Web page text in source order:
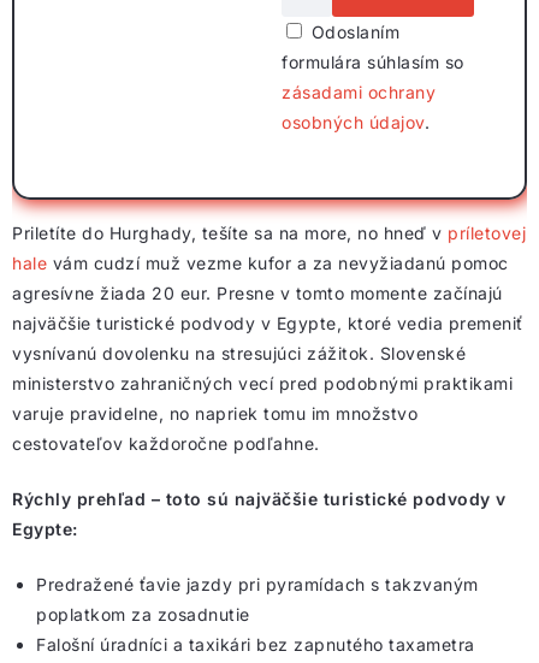
Odoslaním
formulára súhlasím so
zásadami ochrany
osobných údajov.
Priletíte do Hurghady, tešíte sa na more, no hneď v príletovej
hale vám cudzí muž vezme kufor a za nevyžiadanú pomoc
agresívne žiada 20 eur. Presne v tomto momente začínajú
najväčšie turistické podvody v Egypte, ktoré vedia premeniť
vysnívanú dovolenku na stresujúci zážitok. Slovenské
ministerstvo zahraničných vecí pred podobnými praktikami
varuje pravidelne, no napriek tomu im množstvo
cestovateľov každoročne podľahne.
Rýchly prehľad – toto sú najväčšie turistické podvody v
Egypte:
Predražené ťavie jazdy pri pyramídach s takzvaným
poplatkom za zosadnutie
Falošní úradníci a taxikári bez zapnutého taxametra